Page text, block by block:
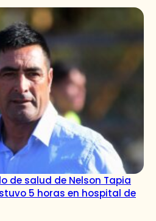
de salud de Nelson Tapia
5 horas en hospital de